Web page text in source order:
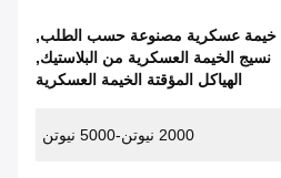
خيمة عسكرية مصنوعة حسب الطلب,
نسيج الخيمة العسكرية من البلاستيك,
الهياكل المؤقتة الخيمة العسكرية
2000 نيوتن-5000 نيوتن